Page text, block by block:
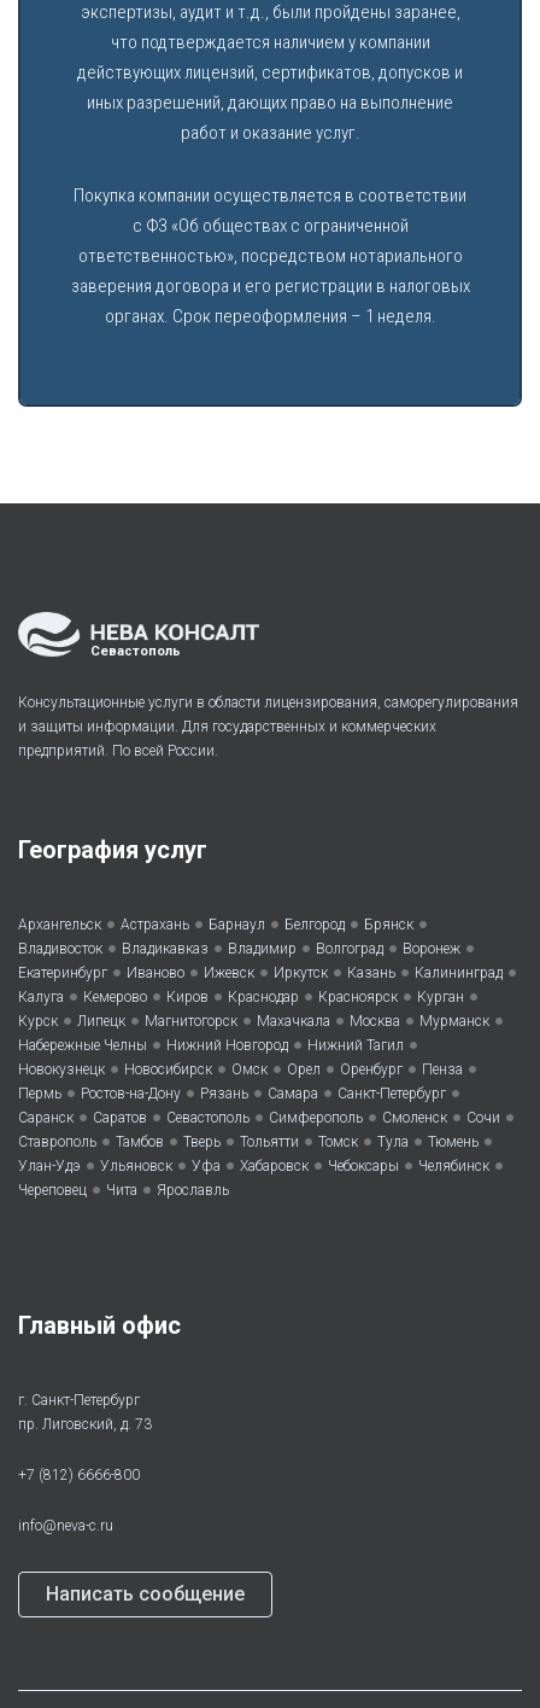
экспертизы, аудит и т.д., были пройдены заранее,
что подтверждается наличием у компании
действующих лицензий, сертификатов, допусков и
иных разрешений, дающих право на выполнение
работ и оказание услуг.
Покупка компании осуществляется в соответствии
с ФЗ «Об обществах с ограниченной
ответственностью», посредством нотариального
заверения договора и его регистрации в налоговых
органах. Срок переоформления – 1 неделя.
Севастополь
Консультационные услуги в области лицензирования, саморегулирования
и защиты информации. Для государственных и коммерческих
предприятий. По всей России.
География услуг
Архангельск • Астрахань • Барнаул • Белгород • Брянск •
Владивосток • Владикавказ • Владимир • Волгоград • Воронеж •
Екатеринбург • Иваново • Ижевск • Иркутск • Казань • Калининград •
Калуга • Кемерово • Киров • Краснодар • Красноярск • Курган •
Курск • Липецк • Магнитогорск • Махачкала • Москва • Мурманск •
Набережные Челны • Нижний Новгород • Нижний Тагил •
Новокузнецк • Новосибирск • Омск • Орел • Оренбург • Пенза •
Пермь • Ростов-на-Дону • Рязань • Самара • Санкт-Петербург •
Саранск • Саратов • Севастополь • Симферополь • Смоленск • Сочи •
Ставрополь • Тамбов • Тверь • Тольятти • Томск • Тула • Тюмень •
Улан-Удэ • Ульяновск • Уфа • Хабаровск • Чебоксары • Челябинск •
Череповец • Чита • Ярославль
Главный офис
г. Санкт-Петербург
пр. Лиговский, д. 73
+7 (812) 6666-800
info@neva-c.ru
Написать сообщение